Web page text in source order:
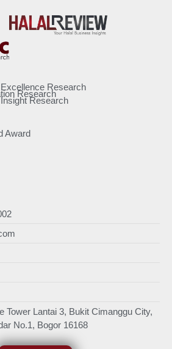
Research
Research
Research
Award
Tower Lantai 3, Bukit Cimanggu City,
No.1, Bogor 16168